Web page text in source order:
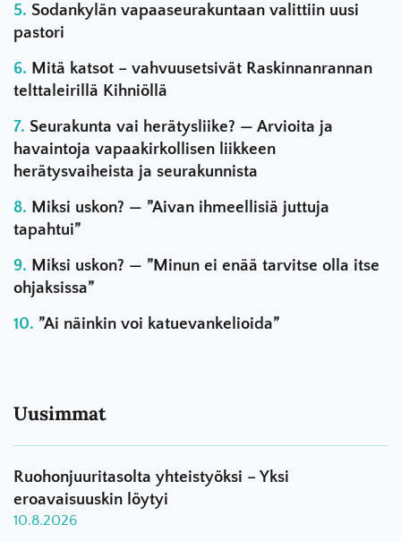
Sodankylän vapaaseurakuntaan valittiin uusi
pastori
Mitä katsot – vahvuusetsivät Raskinnanrannan
telttaleirillä Kihniöllä
Seurakunta vai herätysliike? — Arvioita ja
havaintoja vapaakirkollisen liikkeen
herätysvaiheista ja seurakunnista
Miksi uskon? — ”Aivan ihmeellisiä juttuja
tapahtui”
Miksi uskon? — ”Minun ei enää tarvitse olla itse
ohjaksissa”
”Ai näinkin voi katuevankelioida”
Uusimmat
Ruohonjuuritasolta yhteistyöksi – Yksi
eroavaisuuskin löytyi
10.8.2026